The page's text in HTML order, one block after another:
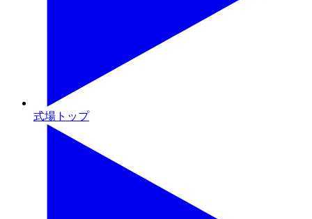
式場トップ